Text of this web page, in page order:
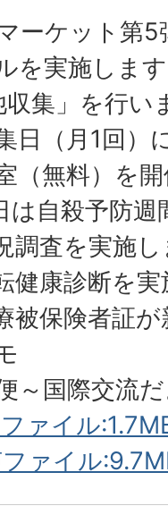
ーケット第5
を実施します
集」を行い
日（月1回）
（無料）を
は自殺予防週
調査を実施
健康診断を
被保険者証
～国際交流
ァイル
ァイル